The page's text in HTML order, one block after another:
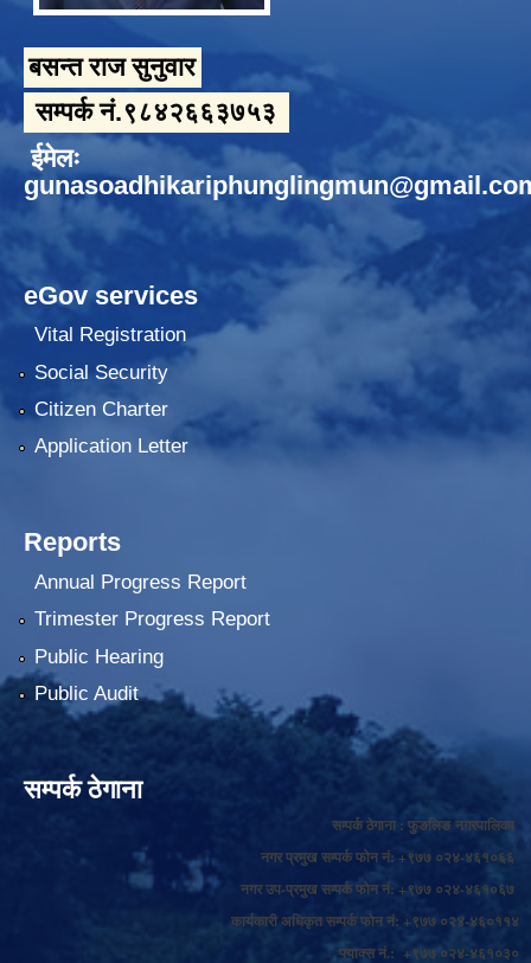
बसन्त राज सुनुवार
सम्पर्क नं.९८४२६६३७५३
ईमेलः
eGov services
Vital Registration
Social Security
Citizen Charter
Application Letter
Reports
Annual Progress Report
Trimester Progress Report
Public Hearing
Public Audit
सम्पर्क ठेगाना
सम्पर्क ठेगाना : फुङलिङ नगरपालिका
नगर प्रमुख सम्पर्क फोन नं: +९७७ ०२४-४६१०६६
नगर उप-प्रमुख सम्पर्क फोन नं: +९७७ ०२४-४६१०६७
कार्यकारी अधिकृत सम्पर्क फोन नं: +९७७ ०२४-४६०११४
फ्याक्स नं.: +९७७ ०२४-४६१०३०